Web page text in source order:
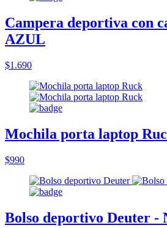
Campera deportiva con
AZUL
$1.690
Mochila porta laptop
$990
Bolso deportivo Deuter -